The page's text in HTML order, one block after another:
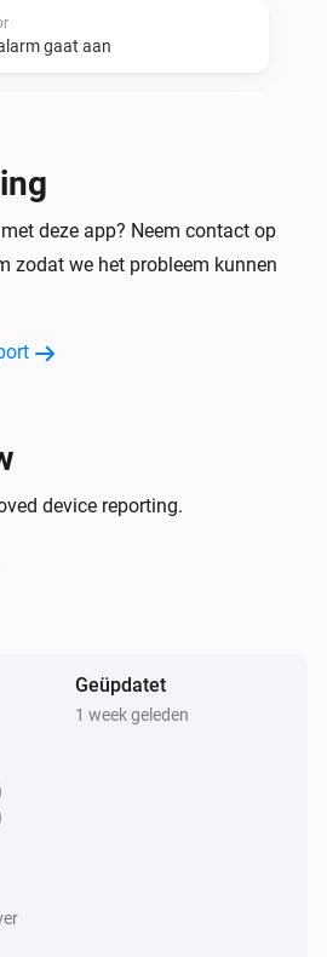
gaat aan
(Z-Wave Plus)
is veranderd
(Z-Wave Plus)
gaat aan
(Z-Wave Plus)
gaat aan
(Z-Wave Plus)
gaat uit
is veranderd
deze app? Neem contact op
zodat we het probleem kunnen
device reporting.
Geüpdatet
1 week geleden